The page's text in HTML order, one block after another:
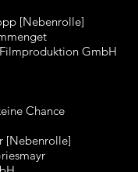
[Nebenrolle]
GmbH
Chance
[Nebenrolle]